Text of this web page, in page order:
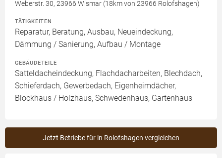
Weberstr. 30, 23966 Wismar (18km von 23966 Rolofshagen)
TÄTIGKEITEN
Reparatur, Beratung, Ausbau, Neueindeckung,
Dämmung / Sanierung, Aufbau / Montage
GEBÄUDETEILE
Satteldacheindeckung, Flachdacharbeiten, Blechdach,
Schieferdach, Gewerbedach, Eigenheimdächer,
Blockhaus / Holzhaus, Schwedenhaus, Gartenhaus
Jetzt Betriebe für in Rolofshagen vergleichen